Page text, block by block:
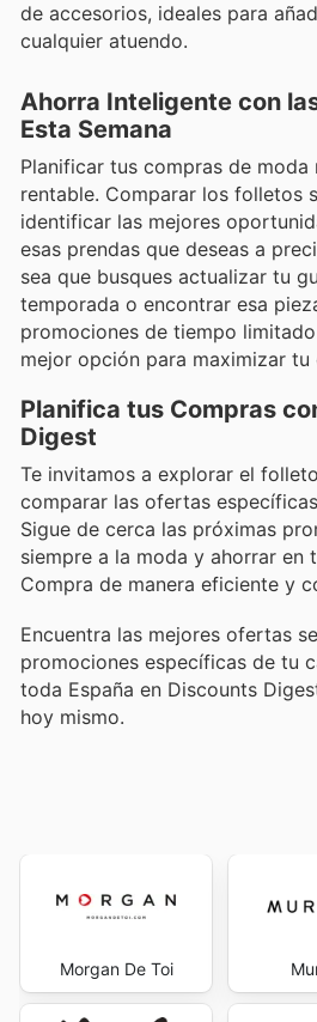
de accesorios, ideales para
cualquier atuendo.
Ahorra Inteligente con
Esta Semana
Planificar tus compras de
rentable. Comparar los folletos
identificar las mejores
esas prendas que deseas a
sea que busques actualizar tu
temporada o encontrar esa
promociones de tiempo
mejor opción para maximizar
Planifica tus Compras
Digest
Te invitamos a explorar el
comparar las ofertas
Sigue de cerca las próximas
siempre a la moda y ahorrar en
Compra de manera eficiente y
Encuentra las mejores ofertas
promociones específicas de tu
toda España en Discounts
hoy mismo.
Morgan De Toi